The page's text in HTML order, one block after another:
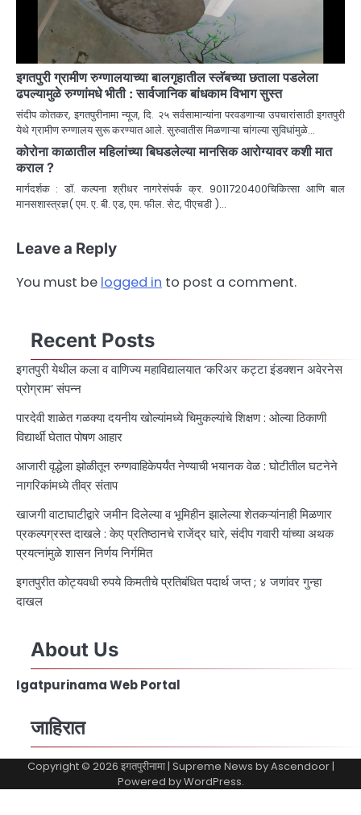
इगतपुरी ग्रामीण रुग्णालयाच्या बालगृहातील स्लॅबच्या छताला पडलेला
ढपल्यामुळे रुग्णांमधे भीती : सार्वजानिक बांधकाम विभाग सुस्त
संदीप कोतकर, इगतपुरीनामा न्यूज, दि. २५ सर्वसामान्यांना परवडणाऱ्या उपचारांसाठी इगतपुरी
येथे ग्रामीण रुग्णालय सुरू करण्यात आले. सुरुवातीस मिळणाऱ्या चांगल्या सुविधांमुळे…
कोरोना काळातील महिलांच्या बिघडलेल्या मानसिक आरोग्यावर कशी मात
कराल ?
मार्गदर्शक : डॉ. कल्पना श्रीधर नागरेसंपर्क क्र. 9011720400चिकित्सा आणि बाल
मानसशास्त्रज्ञ( एम. ए. बी. एड, एम. फील. सेट, पीएचडी )…
Leave a Reply
You must be logged in to post a comment.
Recent Posts
इगतपुरी येथील कला व वाणिज्य महाविद्यालयात ‘करिअर कट्टा इंडक्शन अवेरनेस
प्रोग्राम’ संपन्न
पारदेवी शाळेत गळक्या दयनीय खोल्यांमध्ये चिमुकल्यांचे शिक्षण : ओल्या ठिकाणी
विद्यार्थी घेतात पोषण आहार
आजारी वृद्धेला झोळीतून रुग्णवाहिकेपर्यंत नेण्याची भयानक वेळ : घोटीतील घटनेने
नागरिकांमध्ये तीव्र संताप
खाजगी वाटाघाटीद्वारे जमीन दिलेल्या व भूमिहीन झालेल्या शेतकऱ्यांनाही मिळणार
प्रकल्पग्रस्त दाखले : केए प्रतिष्ठानचे राजेंद्र घारे, संदीप गवारी यांच्या अथक
प्रयत्नांमुळे शासन निर्णय निर्गमित
इगतपुरीत कोट्यवधी रुपये किमतीचे प्रतिबंधित पदार्थ जप्त ; ४ जणांवर गुन्हा
दाखल
About Us
Igatpurinama Web Portal
जाहिरात
Copyright © 2026 इगतपुरीनामा| Supreme News byAscendoor|
Powered byWordPress.